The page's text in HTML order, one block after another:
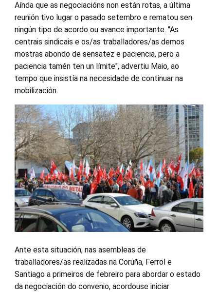
Aínda que as negociacións non están rotas, a última
reunión tivo lugar o pasado setembro e rematou sen
ningún tipo de acordo ou avance importante. "As
centrais sindicais e os/as traballadores/as demos
mostras abondo de sensatez e paciencia, pero a
paciencia tamén ten un límite", advertiu Maio, ao
tempo que insistía na necesidade de continuar na
mobilización.
Ante esta situación, nas asembleas de
traballadores/as realizadas na Coruña, Ferrol e
Santiago a primeiros de febreiro para abordar o estado
da negociación do convenio, acordouse iniciar